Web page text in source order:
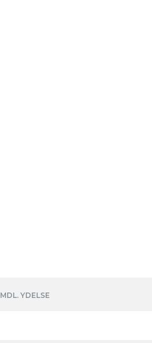
MDL. YDELSE